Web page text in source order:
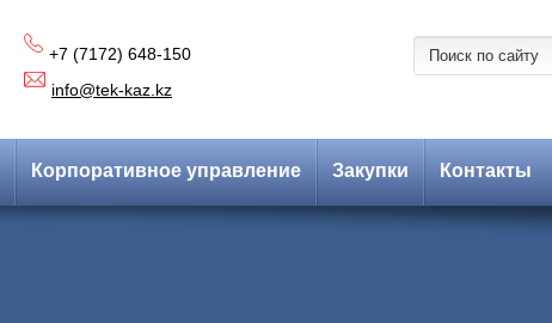
+7 (7172) 648-150
info@tek-kaz.kz
Корпоративное управление Закупки Контакты